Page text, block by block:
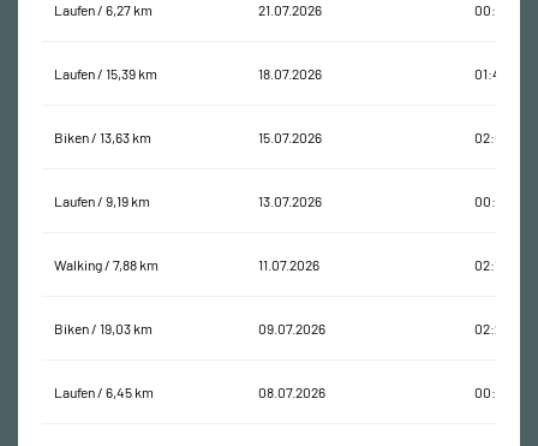
Laufen / 6,27 km 21.07.2026 00:39:14
Laufen / 15,39 km 18.07.2026 01:40:49
Biken / 13,63 km 15.07.2026 02:07:35
Laufen / 9,19 km 13.07.2026 00:55:31
Walking / 7,88 km 11.07.2026 02:10:55
Biken / 19,03 km 09.07.2026 02:25:47
Laufen / 6,45 km 08.07.2026 00:39:35